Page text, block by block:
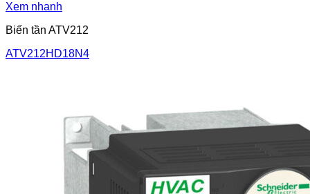
Xem nhanh
Biến tần ATV212
ATV212HD18N4